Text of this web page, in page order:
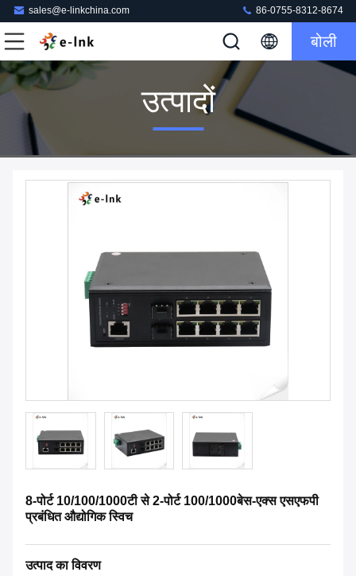
sales@e-linkchina.com 86-0755-8312-8674
बोली
उत्पादों
8-पोर्ट 10/100/1000टी से 2-पोर्ट 100/1000बेस-एक्स एसएफपी
प्रबंधित औद्योगिक स्विच
उत्पाद का विवरण